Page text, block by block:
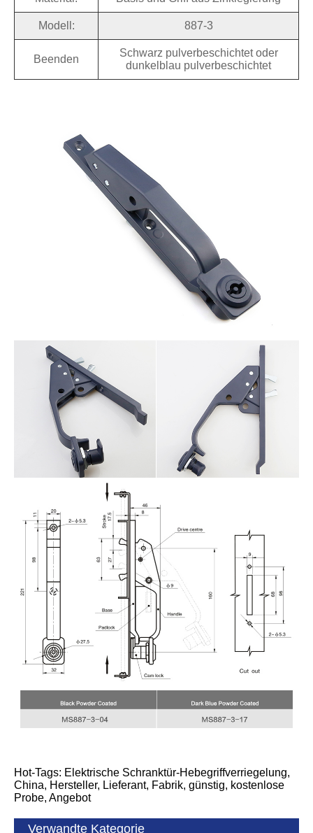
Modell: 887-3
Beenden
Schwarz pulverbeschichtet oder
dunkelblau pulverbeschichtet
Hot-Tags: Elektrische Schranktür-Hebegriffverriegelung,
China, Hersteller, Lieferant, Fabrik, günstig, kostenlose
Probe, Angebot
Verwandte Kategorie